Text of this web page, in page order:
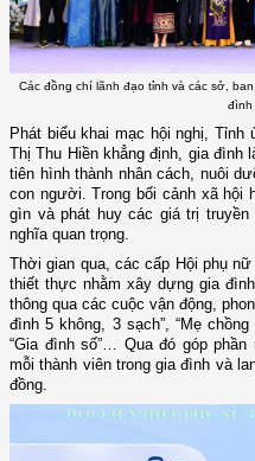
Các đồng chí lãnh đạo tỉnh và các sở,
đình
Phát biểu khai mạc hội nghị, Tỉnh
Thị Thu Hiền khẳng định, gia đình
tiên hình thành nhân cách, nuôi
con người. Trong bối cảnh xã hội
gìn và phát huy các giá trị
nghĩa quan trọng.
Thời gian qua, các cấp Hội phụ nữ
thiết thực nhằm xây dựng gia
thông qua các cuộc vận động,
đình 5 không, 3 sạch”, “Mẹ chồng
“Gia đình số”… Qua đó góp
mỗi thành viên trong gia đình và
đồng.